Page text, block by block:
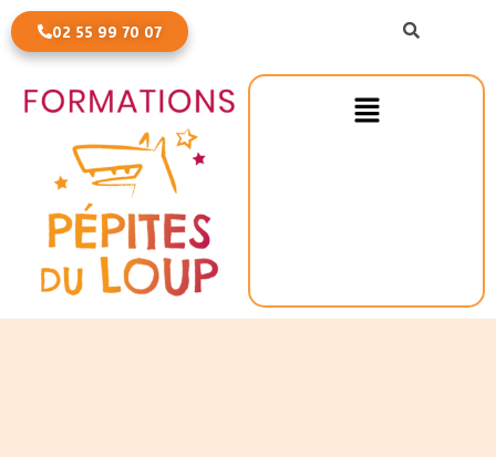
02 55 99 70 07
SEARCH